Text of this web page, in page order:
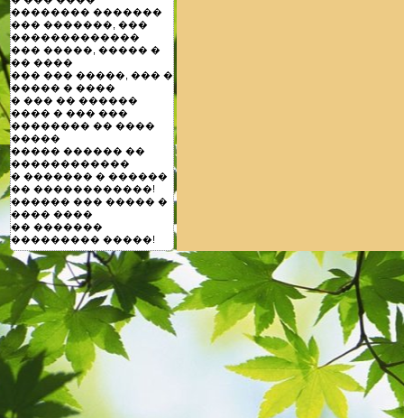
�������� �������
��� �������, ���
�������������
��� �����, ����� �
�� ����
��� ��� �����, ��� �
����� � ����
� ��� �� ������
���� � ��� ���
�������� �� ����
�����
����� ������ ��
������������
� ������� � ������
�� ������������!
������ ��� ����� �
���� ����
�� �������
��������� �����!